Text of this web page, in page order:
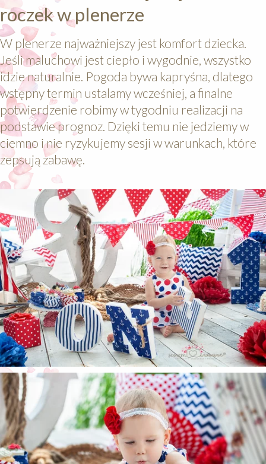
roczek w plenerze
W plenerze najważniejszy jest komfort dziecka.
Jeśli maluchowi jest ciepło i wygodnie, wszystko
idzie naturalnie. Pogoda bywa kapryśna, dlatego
wstępny termin ustalamy wcześniej, a finalne
potwierdzenie robimy w tygodniu realizacji na
podstawie prognoz. Dzięki temu nie jedziemy w
ciemno i nie ryzykujemy sesji w warunkach, które
zepsują zabawę.